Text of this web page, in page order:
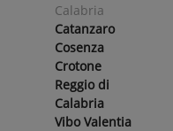
Calabria
Catanzaro
Cosenza
Crotone
Reggio di
Calabria
Vibo Valentia